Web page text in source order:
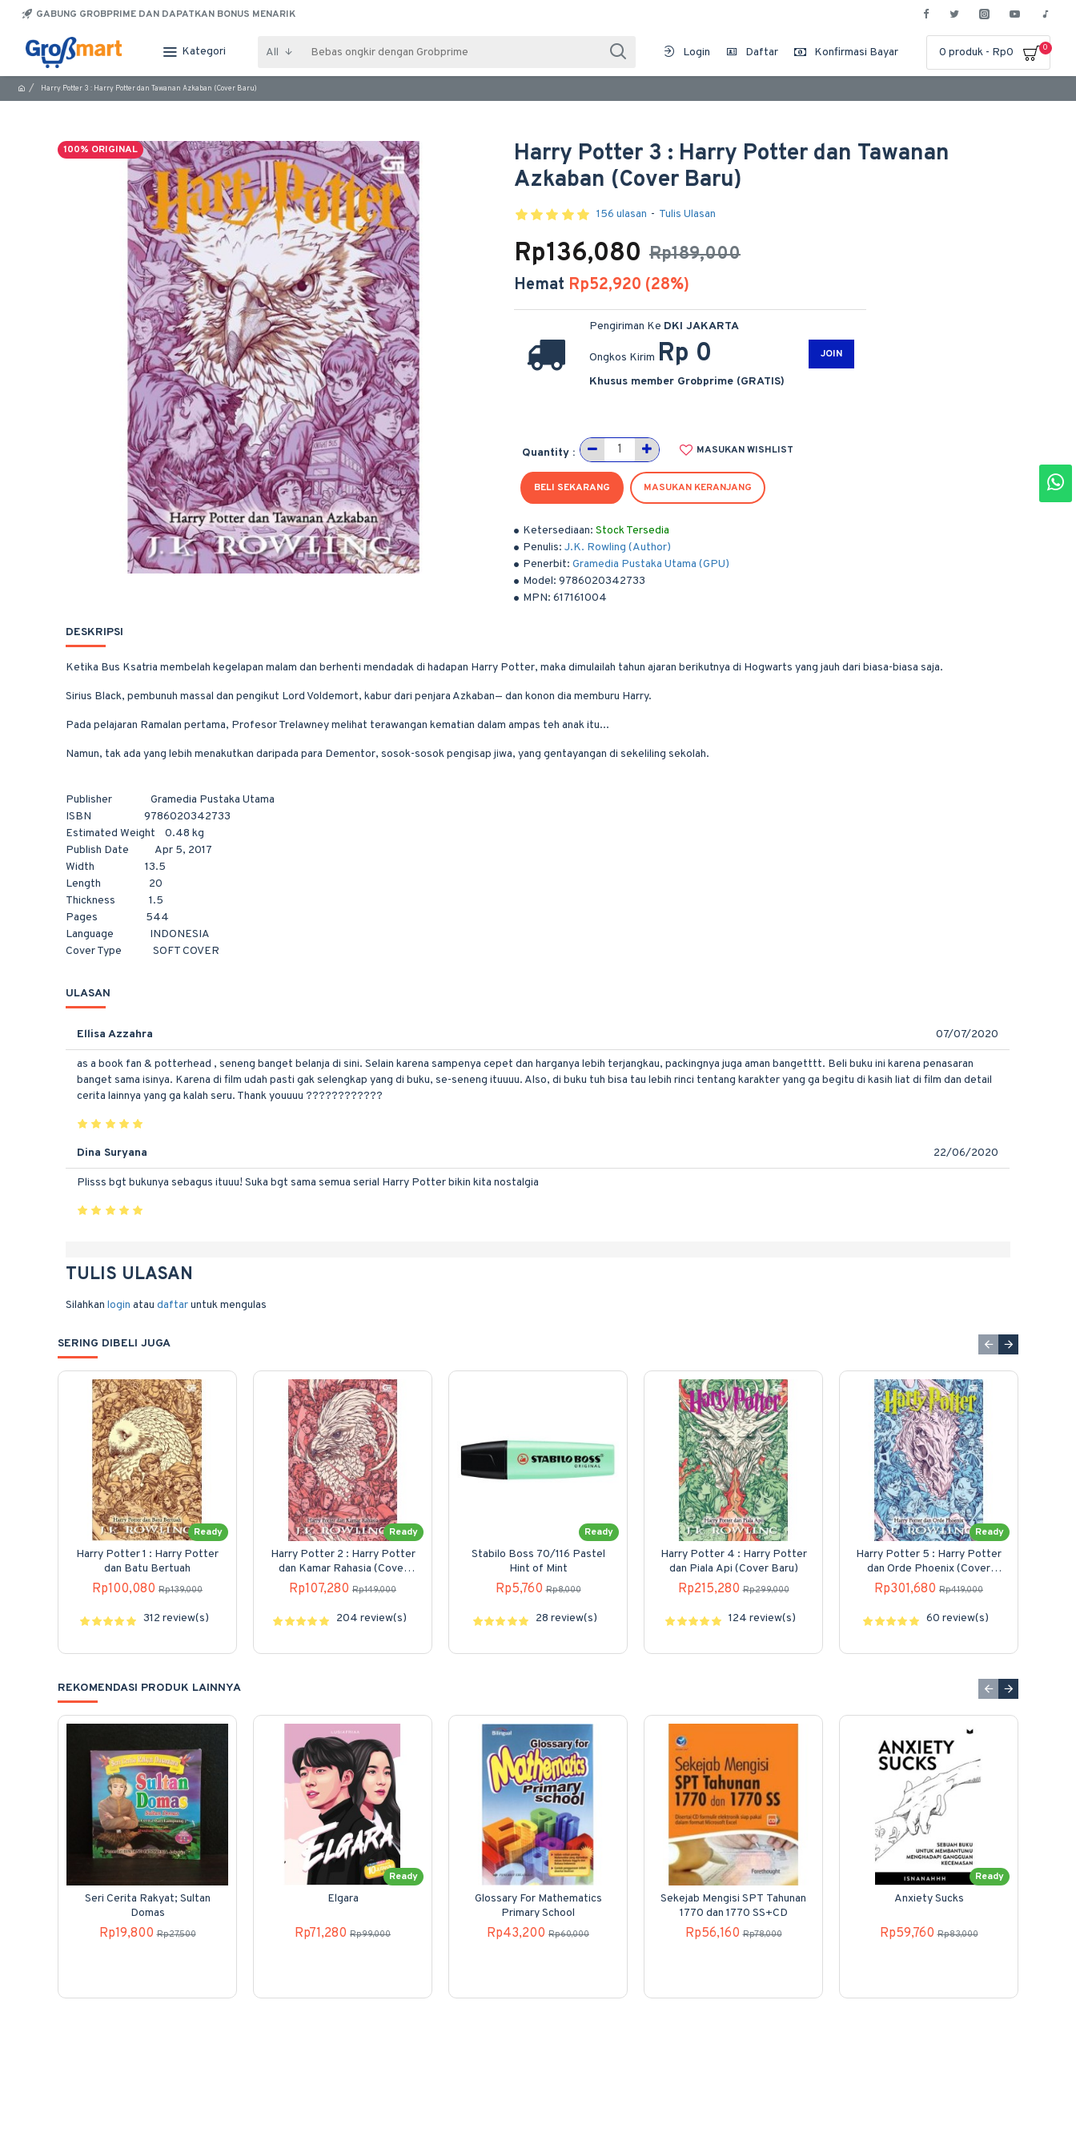
GABUNG GROBPRIME DAN DAPATKAN BONUS MENARIK
Kategori All Login Daftar Konfirmasi Bayar 0 produk - Rp0 0
Harry Potter 3 : Harry Potter dan Tawanan Azkaban (Cover Baru)
100% ORIGINAL
Harry Potter 3 : Harry Potter dan Tawanan
Azkaban (Cover Baru)
Ketersediaan: Stock Tersedia
Penulis: J.K. Rowling (Author)
Penerbit: Gramedia Pustaka Utama (GPU)
Model: 9786020342733
MPN: 617161004
156 ulasan - Tulis Ulasan
Rp189,000
Rp136,080
Hemat Rp52,920 (28%)
Pengiriman Ke DKI JAKARTA
Ongkos Kirim Rp 0
Khusus member Grobprime (GRATIS)
JOIN
Quantity : MASUKAN WISHLIST
BELI SEKARANG MASUKAN KERANJANG
DESKRIPSI
Ketika Bus Ksatria membelah kegelapan malam dan berhenti mendadak di hadapan Harry Potter, maka dimulailah tahun ajaran berikutnya di Hogwarts yang jauh dari biasa-biasa saja.
Sirius Black, pembunuh massal dan pengikut Lord Voldemort, kabur dari penjara Azkaban— dan konon dia memburu Harry.
Pada pelajaran Ramalan pertama, Profesor Trelawney melihat terawangan kematian dalam ampas teh anak itu...
Namun, tak ada yang lebih menakutkan daripada para Dementor, sosok-sosok pengisap jiwa, yang gentayangan di sekeliling sekolah.
Publisher Gramedia Pustaka Utama
ISBN 9786020342733
Estimated Weight 0.48 kg
Publish Date Apr 5, 2017
Width 13.5
Length 20
Thickness 1.5
Pages 544
Language INDONESIA
Cover Type SOFT COVER
ULASAN
Ellisa Azzahra 07/07/2020
as a book fan & potterhead , seneng banget belanja di sini. Selain karena sampenya cepet dan harganya lebih terjangkau, packingnya juga aman bangetttt. Beli buku ini karena penasaran
banget sama isinya. Karena di film udah pasti gak selengkap yang di buku, se-seneng ituuuu. Also, di buku tuh bisa tau lebih rinci tentang karakter yang ga begitu di kasih liat di film dan detail
cerita lainnya yang ga kalah seru. Thank youuuu ????????????
Dina Suryana 22/06/2020
Plisss bgt bukunya sebagus ituuu! Suka bgt sama semua serial Harry Potter bikin kita nostalgia
TULIS ULASAN
Silahkan login atau daftaruntuk mengulas
SERING DIBELI JUGA
Ready
Harry Potter 1 : Harry Potter
dan Batu Bertuah
Rp100,080 Rp139,000
312 review(s)
Ready
Harry Potter 2 : Harry Potter
dan Kamar Rahasia (Cover
Baru)
Rp107,280 Rp149,000
204 review(s)
Ready
Stabilo Boss 70/116 Pastel
Hint of Mint
Rp5,760 Rp8,000
28 review(s)
Harry Potter 4 : Harry Potter
dan Piala Api (Cover Baru)
Rp215,280 Rp299,000
124 review(s)
Ready
Harry Potter 5 : Harry Potter
dan Orde Phoenix (Cover
Baru)
Rp301,680 Rp419,000
60 review(s)
REKOMENDASI PRODUK LAINNYA
Seri Cerita Rakyat; Sultan
Domas
Rp19,800 Rp27,500
Ready
Elgara
Rp71,280 Rp99,000
Glossary For Mathematics
Primary School
Rp43,200 Rp60,000
Sekejab Mengisi SPT Tahunan
1770 dan 1770 SS+CD
Rp56,160 Rp78,000
Ready
Anxiety Sucks
Rp59,760 Rp83,000